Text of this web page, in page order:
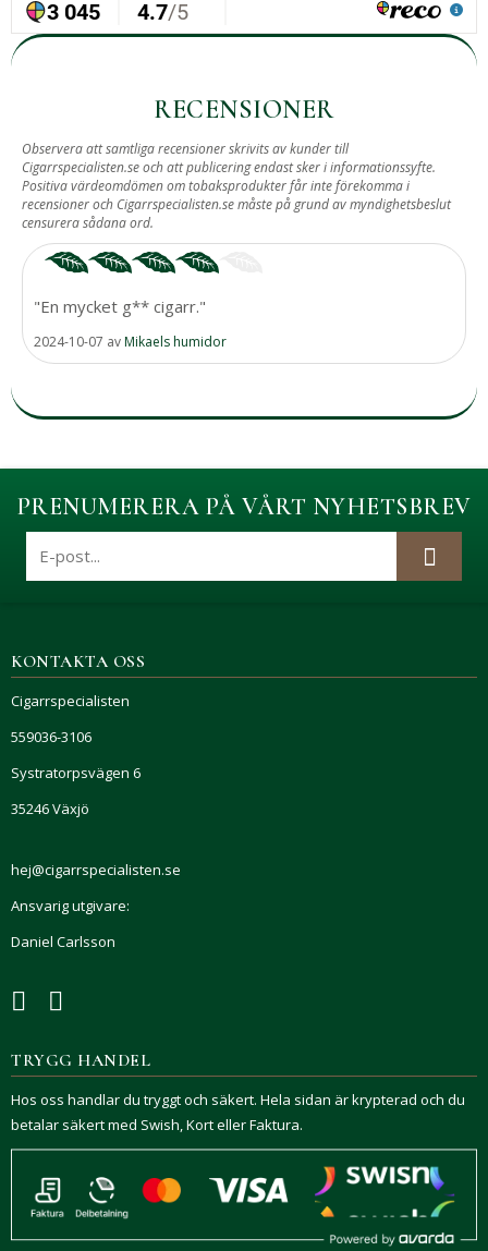
RECENSIONER
Observera att samtliga recensioner skrivits av kunder till
Cigarrspecialisten.se och att publicering endast sker i informationssyfte.
Positiva värdeomdömen om tobaksprodukter får inte förekomma i
recensioner och Cigarrspecialisten.se måste på grund av myndighetsbeslut
censurera sådana ord.
"En mycket g** cigarr."
2024-10-07 avMikaels humidor
PRENUMERERA PÅ VÅRT NYHETSBREV
KONTAKTA OSS
Cigarrspecialisten
559036-3106
Systratorpsvägen 6
35246 Växjö
hej@cigarrspecialisten.se
Ansvarig utgivare:
Daniel Carlsson
TRYGG HANDEL
Hos oss handlar du tryggt och säkert. Hela sidan är krypterad och du
betalar säkert med Swish, Kort eller Faktura.